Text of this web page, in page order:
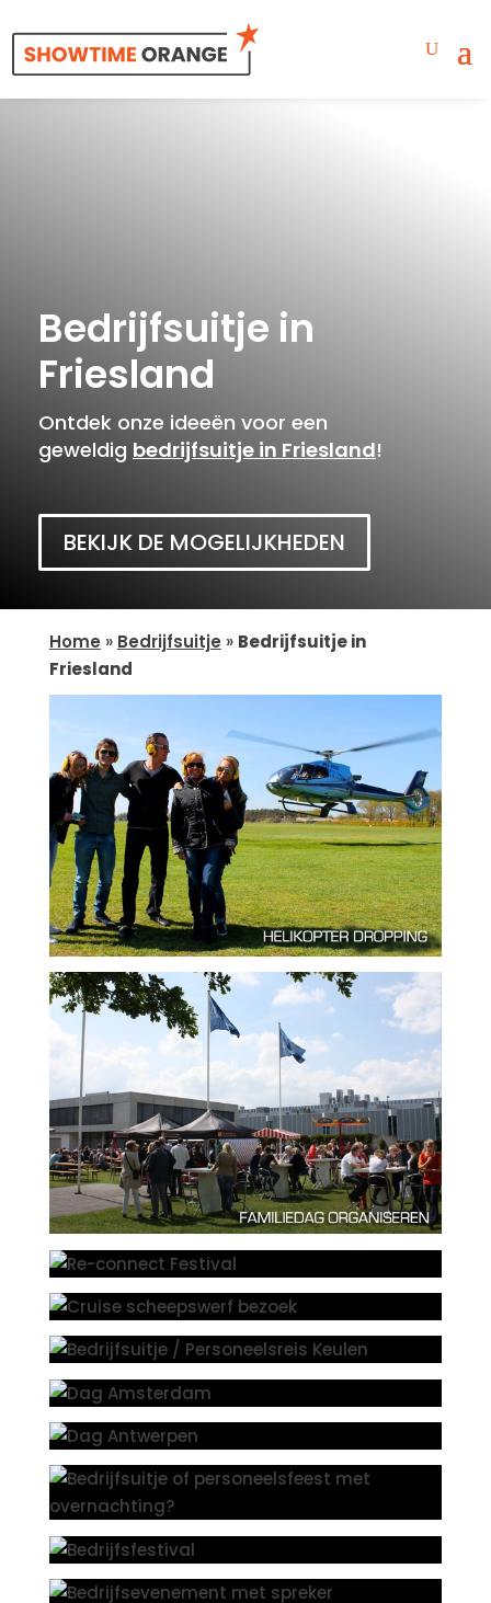
Bedrijfsuitje in
Friesland
Ontdek onze ideeën voor een
geweldig bedrijfsuitje in Friesland!
BEKIJK DE MOGELIJKHEDEN
Home » Bedrijfsuitje » Bedrijfsuitje in
Friesland